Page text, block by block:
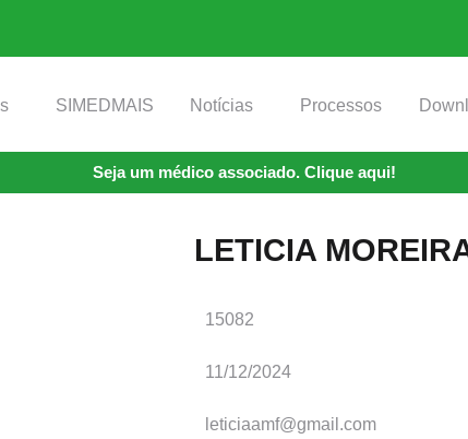
SIMEDMAIS Notícias Processos
Seja um médico associado. Clique aqui!
LETICIA
15082
11/12/2024
leticiaamf@gmail.com